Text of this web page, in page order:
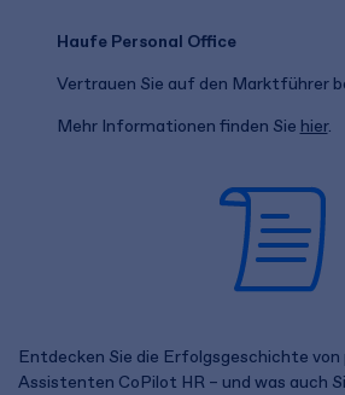
Haufe Personal Office
Vertrauen Sie auf den Marktführer
Mehr Informationen finden Sie hier.
Entdecken Sie die Erfolgsgeschichte
Assistenten CoPilot HR – und was auch